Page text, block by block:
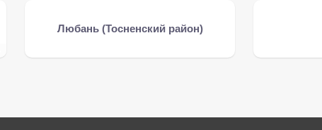
Любань (Тосненский район)